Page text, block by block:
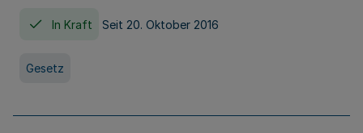
In Kraft Seit 20. Oktober 2016
Gesetz